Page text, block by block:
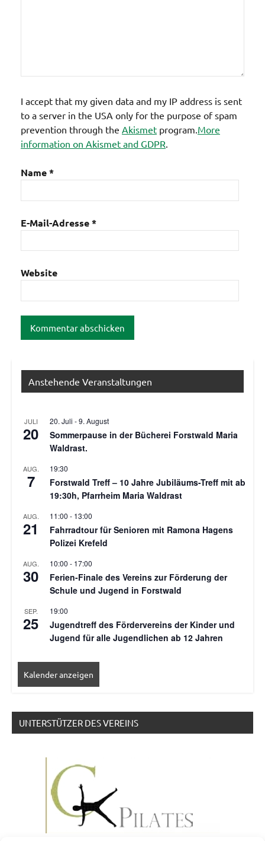
I accept that my given data and my IP address is sent
to a server in the USA only for the purpose of spam
prevention through the Akismet program.More
information on Akismet and GDPR.
Name*
E-Mail-Adresse*
Website
Anstehende Veranstaltungen
JULI
20
20. Juli -9. August
Sommerpause in der Bücherei Forstwald Maria
Waldrast.
AUG.
7
19:30
Forstwald Treff – 10 Jahre Jubiläums-Treff mit ab
19:30h, Pfarrheim Maria Waldrast
AUG.
21
11:00 - 13:00
Fahrradtour für Senioren mit Ramona Hagens
Polizei Krefeld
AUG.
30
10:00 - 17:00
Ferien-Finale des Vereins zur Förderung der
Schule und Jugend in Forstwald
SEP.
25
19:00
Jugendtreff des Fördervereins der Kinder und
Jugend für alle Jugendlichen ab 12 Jahren
Kalender anzeigen
UNTERSTÜTZER DES VEREINS